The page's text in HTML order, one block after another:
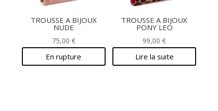
TROUSSE A BIJOUX
NUDE
75,00 €
En rupture
TROUSSE A BIJOUX
PONY LEO
99,00€
Lire la suite